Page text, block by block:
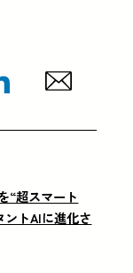
“超スマート
ントAIに進化さ